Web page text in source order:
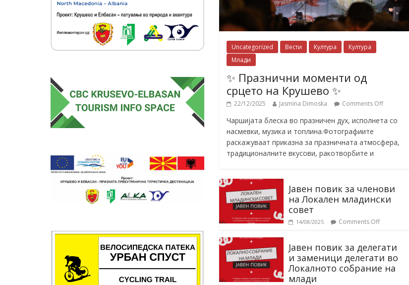
Uncategorized Вести Култура
Култура
Млади
✨ Празнични моменти од
срцето на Крушево ✨
22/12/2025 Jasmina Dimoska Comments Off
Чаршијата блеска во празничен дух, исполнета со
насмевки, музика и топлина.Фотографиите
раскажуваат приказна за празничната атмосфера,
традиционалните вкусови, ракотворбите и
Јавен повик за членови
на Локален младински
совет
14/08/2025 Comments Off
Јавен повик за делегати
и заменици делегати во
Локалното собрание на
млади